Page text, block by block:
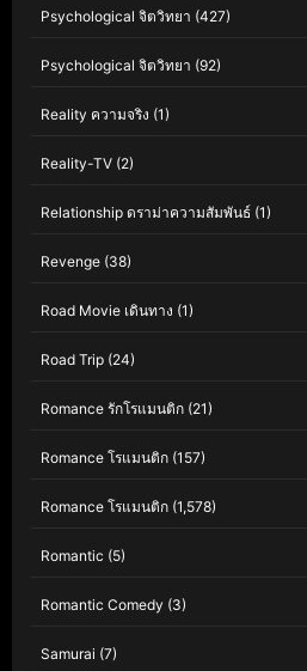
Psychological จิตวิทยา (427)
Psychological จิตวิทยา (92)
Reality ความจริง (1)
Reality-TV (2)
Relationship ดราม่าความสัมพันธ์ (1)
Revenge (38)
Road Movie เดินทาง (1)
Road Trip (24)
Romance รักโรแมนติก (21)
Romance โรแมนติก (157)
Romance โรแมนติก (1,578)
Romantic (5)
Romantic Comedy (3)
Samurai (7)